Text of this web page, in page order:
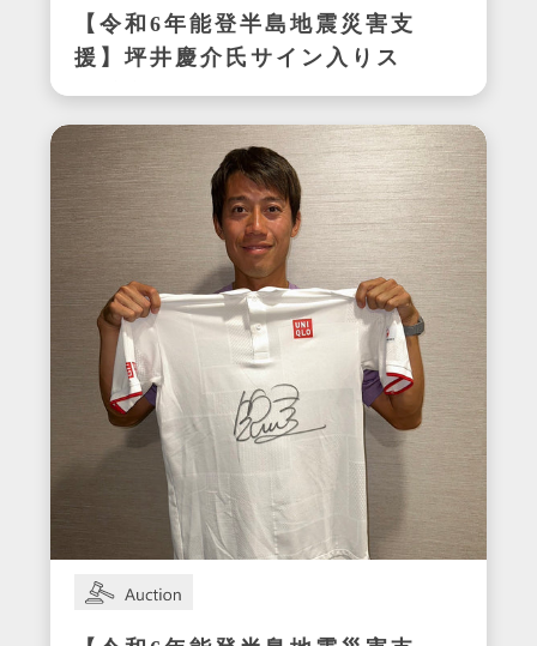
【令和6年能登半島地震災害支
援】坪井慶介氏サイン入りス
パイク